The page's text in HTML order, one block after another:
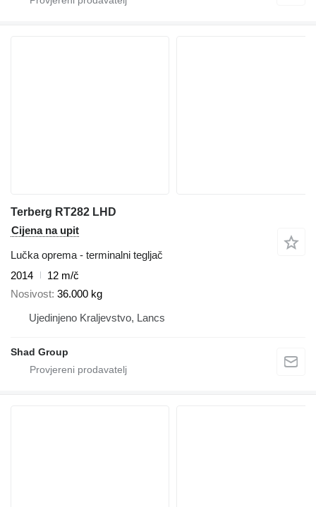
Terberg RT282 LHD
Cijena na upit
Lučka oprema - terminalni tegljač
2014
12 m/č
Nosivost 36.000 kg
Ujedinjeno Kraljevstvo, Lancs
Shad Group